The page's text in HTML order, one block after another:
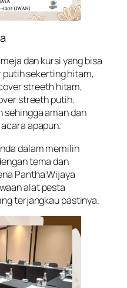
dan kursi yang bisa
putih sekerting hitam,
streeth hitam,
streeth putih.
sehingga aman dan
apapun.
dalam memilih
tema dan
Pantha Wijaya
alat pesta
terjangkau pastinya.